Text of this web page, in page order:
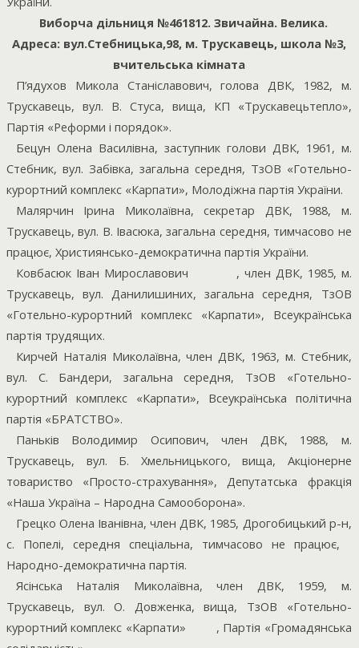
Виборча дільниця №461812. Звичайна. Велика.
Адреса: вул.Стебницька,98, м. Трускавець, школа №3,
вчительська кімната
П’ядухов Микола Станіславович, голова ДВК, 1982, м.
Трускавець, вул. В. Стуса, вища, КП «Трускавецьтепло»,
Партія «Реформи і порядок».
Бецун Олена Василівна, заступник голови ДВК, 1961, м.
Стебник, вул. Забівка, загальна середня, ТзОВ «Готельно-
курортний комплекс «Карпати», Молодіжна партія України.
Малярчин Ірина Миколаївна, секретар ДВК, 1988, м.
Трускавець, вул. В. Івасюка, загальна середня, тимчасово не
працює, Християнсько-демократична партія України.
Ковбасюк Іван Мирославович
, член ДВК, 1985, м.
Трускавець, вул. Данилишиних, загальна середня, ТзОВ
«Готельно-курортний комплекс «Карпати», Всеукраїнська
партія трудящих.
Кирчей Наталія Миколаївна, член ДВК, 1963, м. Стебник,
вул. С. Бандери, загальна середня, ТзОВ «Готельно-
курортний комплекс «Карпати», Всеукраїнська політична
партія «БРАТСТВО».
Паньків Володимир Осипович, член ДВК, 1988, м.
Трускавець, вул. Б. Хмельницького, вища, Акціонерне
товариство «Просто-страхування», Депутатська фракція
«Наша Україна – Народна Самооборона».
Грецко Олена Іванівна, член ДВК, 1985, Дрогобицький р-н,
с. Попелі, середня спеціальна, тимчасово не працює,
Народно-демократична партія.
Ясінська Наталія Миколаївна, член ДВК, 1959, м.
Трускавець, вул. О. Довженка, вища, ТзОВ «Готельно-
курортний комплекс «Карпати»
, Партія «Громадянська